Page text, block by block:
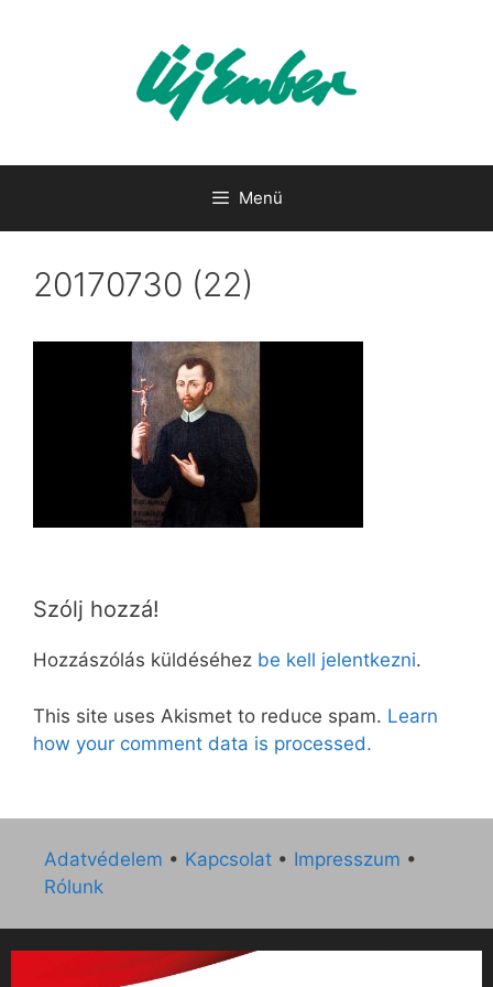
Menü
20170730 (22)
Szólj hozzá!
Hozzászólás küldéséhez be kell jelentkezni.
This site uses Akismet to reduce spam. Learn
how your comment data is processed.
Adatvédelem • Kapcsolat • Impresszum •
Rólunk